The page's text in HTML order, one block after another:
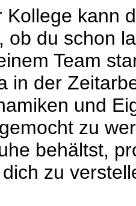
Kollege kann
ob du schon
Team
in der
und
zu
behältst,
zu